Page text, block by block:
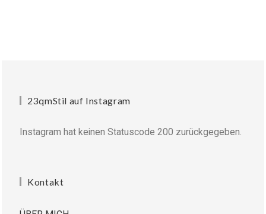
23qmStil auf Instagram
Instagram hat keinen Statuscode 200 zurückgegeben.
Kontakt